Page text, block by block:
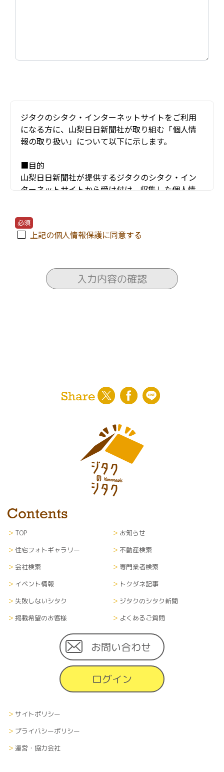
ジタクのシタク・インターネットサイトをご利用
になる方に、山梨日日新聞社が取り組む「個人情
報の取り扱い」について以下に示します。
■目的
山梨日日新聞社が提供するジタクのシタク・イン
ターネットサイトから受け付け、収集した個人情
し、他の目的には使用しません。
〇当サービスの安全な運営に必要な不正対策
〇当サービスの改善・新規開発
解析、分析、マーケティング、統計データの作成
〇当社が編集・発行運営する新聞紙面、ウェブサ
※なお、上記サービスの提供は、退会により中止
することが出来ます。
利用者のプライバシー保護のため、利用者の了解
を得ることなく第三者に開示することはありませ
当サイトにて収集した個人情報（あらゆる媒体形
式全て）については、当社内に管理責任者を置
き、漏洩や流出、改ざん等のないよう適切に管理
し、継続的に運営します。また、登録者がサイト掲
載住宅会社に対して個人情報を渡した場合、個人
情報の取扱に関しては、各企業の方針に準じます。
■情報の削除、破棄及び変更について
当サイトにて収集した利用者の個人情報（あらゆ
る媒体形式すべて）は、本人の申し出により、本人
に関する情報のすべてまたは一部を削除、破棄また
は変更できるものとします。その際、申し出者の本
人確認を、当社が指定する方法で行います。
利用者が当サイトを利用するために必要な通信費
や接続料などの費用の一切は、利用者の負担とし
通知する場合、その受信にかかる費用も受信者の
必須
上記の個人情報保護に同意する
入力内容の確認
TOP
お知らせ
住宅フォトギャラリー
不動産検索
会社検索
専門業者検索
イベント情報
トクダネ記事
失敗しないシタク
ジタクのシタク新聞
掲載希望のお客様
よくあるご質問
お問い合わせ
ログイン
サイトポリシー
プライバシーポリシー
運営・協力会社